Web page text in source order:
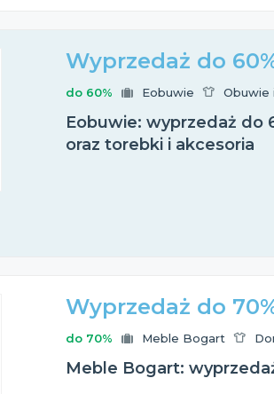
Wyprzedaż do
do 60% Eobuwie Obuwie
Eobuwie: wyprzedaż do
oraz torebki i akcesoria
Wyprzedaż do
do 70% Meble Bogart
Meble Bogart: